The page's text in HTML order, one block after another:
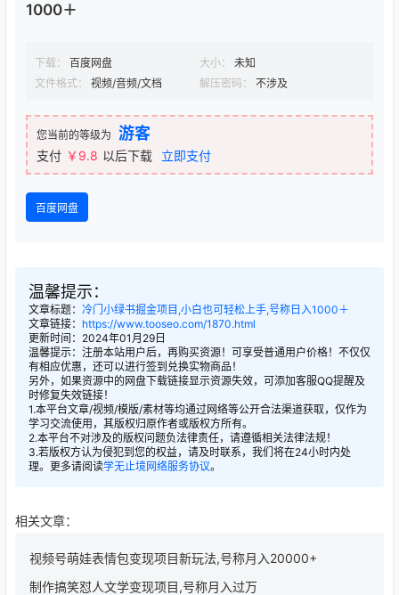
1000＋
下载： 百度网盘 大小：
未知
文件格式：
视频/音频/文档 解压密码： 不涉及
您当前的等级为 游客
支付 ￥9.8 以后下载 立即支付
百度网盘
温馨提示：
文章标题： 冷门小绿书掘金项目,小白也可轻松上手,号称日入1000＋
文章链接： https://www.tooseo.com/1870.html
更新时间：2024年01月29日
温馨提示：注册本站用户后，再购买资源！可享受普通用户价格！不仅仅
有相应优惠，还可以进行签到兑换实物商品！
另外，如果资源中的网盘下载链接显示资源失效，可添加客服QQ提醒及
时修复失效链接！
1.本平台文章/视频/模版/素材等均通过网络等公开合法渠道获取，仅作为
学习交流使用，其版权归原作者或版权方所有。
2.本平台不对涉及的版权问题负法律责任，请遵循相关法律法规！
3.若版权方认为侵犯到您的权益，请及时联系，我们将在24小时内处
理。更多请阅读学无止境网络服务协议。
相关文章：
视频号萌娃表情包变现项目新玩法,号称月入20000+
制作搞笑怼人文学变现项目,号称月入过万